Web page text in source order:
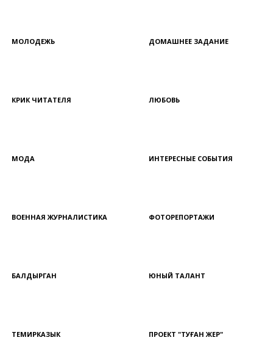
МОЛОДЕЖЬ ДОМАШНЕЕ ЗАДАНИЕ
КРИК ЧИТАТЕЛЯ ЛЮБОВЬ
МОДА ИНТЕРЕСНЫЕ СОБЫТИЯ
ВОЕННАЯ ЖУРНАЛИСТИКА ФОТОРЕПОРТАЖИ
БАЛДЫРГАН ЮНЫЙ ТАЛАНТ
ТЕМИРКАЗЫК ПРОЕКТ "ТУҒАН ЖЕР"